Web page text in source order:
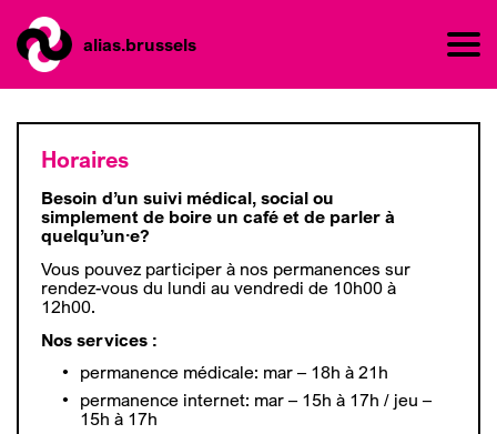
alias.brussels
Horaires
Besoin d’un suivi médical, social ou
simplement de boire un café et de parler à
quelqu’un·e?
Vous pouvez participer à nos permanences sur
rendez-vous du lundi au vendredi de 10h00 à
12h00.
Nos services :
permanence médicale: mar – 18h à 21h
permanence internet: mar – 15h à 17h / jeu –
15h à 17h